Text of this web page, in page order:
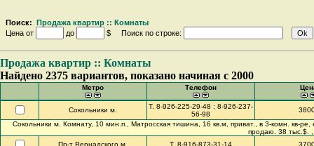
Поиск: Продажа квартир :: Комнаты
Цена от
до $ Поиск по строке:
Продажа квартир :: Комнаты
Найдено 2375 вариантов, показано начиная с 2000
Метро Телефон
Сокольники м.
Т. 8-926-225-29-48 ; 8-926-237-
56-98
Сокольники м. Комнату, 10 мин.п., Матросская тишина, 16 кв.м, приват., в 3-комн. кв-
продаю. 38 тыс.$.
Пр-т Вернадского м.
Т. 8-916-873-31-14